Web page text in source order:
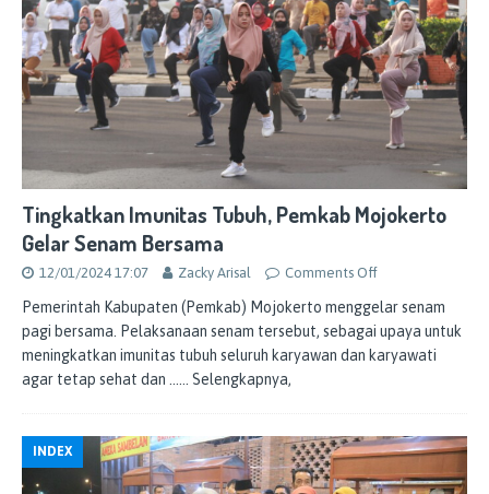
Tingkatkan Imunitas Tubuh, Pemkab Mojokerto
Gelar Senam Bersama
12/01/2024 17:07 Zacky Arisal Comments Off
Pemerintah Kabupaten (Pemkab) Mojokerto menggelar senam
pagi bersama. Pelaksanaan senam tersebut, sebagai upaya untuk
meningkatkan imunitas tubuh seluruh karyawan dan karyawati
agar tetap sehat dan …… Selengkapnya,
INDEX